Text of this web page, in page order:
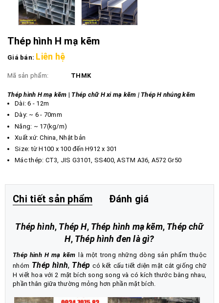
Thép hình H mạ kẽm
Giá bán: Liên hệ
Mã sản phẩm: THMK
Thép hình H mạ kẽm | Thép chữ H xi mạ kẽm | Thép H nhúng kẽm
Dài: 6 - 12m
​​​​​Dày: ~ 6 - 70mm
Năng: ~ 17(kg/m)
Xuất xứ: China, Nhật bản
Size: từ H100 x 100 đến H912 x 301
Mác thép: CT3, JIS G3101, SS400, ASTM A36, A572 Gr50
Chi tiết sản phẩm Đánh giá
Thép hình, Thép H, Thép hình mạ kẽm, Thép chữ
H, Thép hình đen là gì?
Thép hình H mạ kẽm
là một trong những dòng sản phẩm thuộc
nhóm Thép hình, Thép có kết cấu tiết diện mặt cắt giống chữ
H viết hoa với 2 mặt bích song song và có kích thước bằng nhau,
phần thân giữa thường mỏng hơn phần mặt bích.